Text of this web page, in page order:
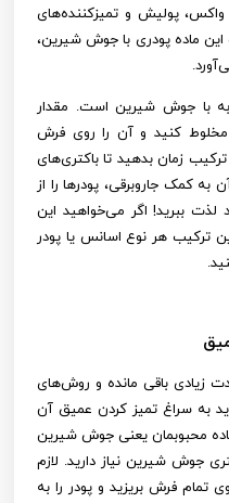
پولیش و تمیزکننده‌های
ماده پودری با جوش شیرین،
با جوش شیرین است. مقدار
کنید و آن را روی فرش
زمان بدهید تا باکتری‌های
به کمک جاروبرقی، پودرها را از
ببرید! اگر می‌خواهید این
ترکیب هر نوع اسانس یا پودر
زیادی باقی مانده و روش‌های
به سراغ تمیز کردن عمیق آن
ماده محبوبمان یعنی جوش شیرین
جوش شیرین نیاز دارید. لازم
فرش بریزید و پودر را به